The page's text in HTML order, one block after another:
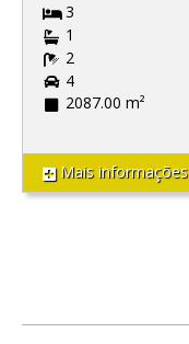
3
1
2
4
2087.00 m²
Mais informações